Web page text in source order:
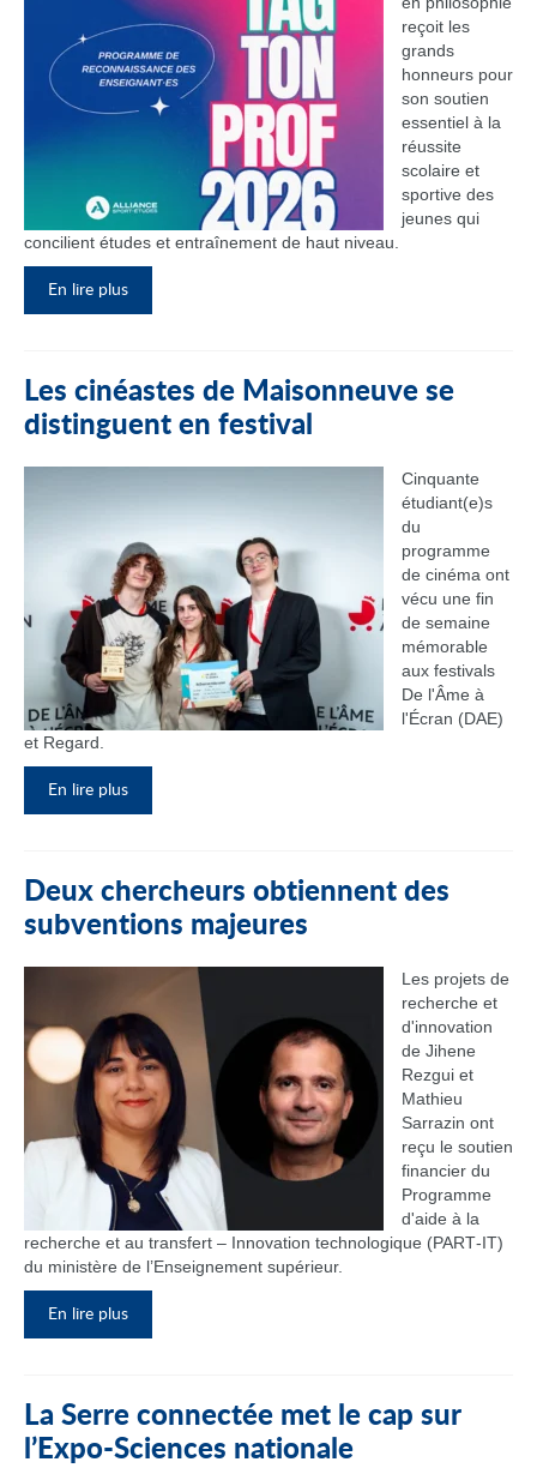
reçoit les
grands
honneurs pour
son soutien
essentiel à la
réussite
scolaire et
sportive des
jeunes qui
concilient études et entraînement de haut niveau.
En lire plus
Les cinéastes de Maisonneuve se
distinguent en festival
Cinquante
étudiant(e)s
du
programme
de cinéma ont
vécu une fin
de semaine
mémorable
aux festivals
De l'Âme à
l'Écran (DAE)
et Regard.
En lire plus
Deux chercheurs obtiennent des
subventions majeures
Les projets de
recherche et
d'innovation
de Jihene
Rezgui et
Mathieu
Sarrazin ont
reçu le soutien
financier du
Programme
d'aide à la
recherche et au transfert – Innovation technologique (PART‑IT)
du ministère de l’Enseignement supérieur.
En lire plus
La Serre connectée met le cap sur
l’Expo-Sciences nationale